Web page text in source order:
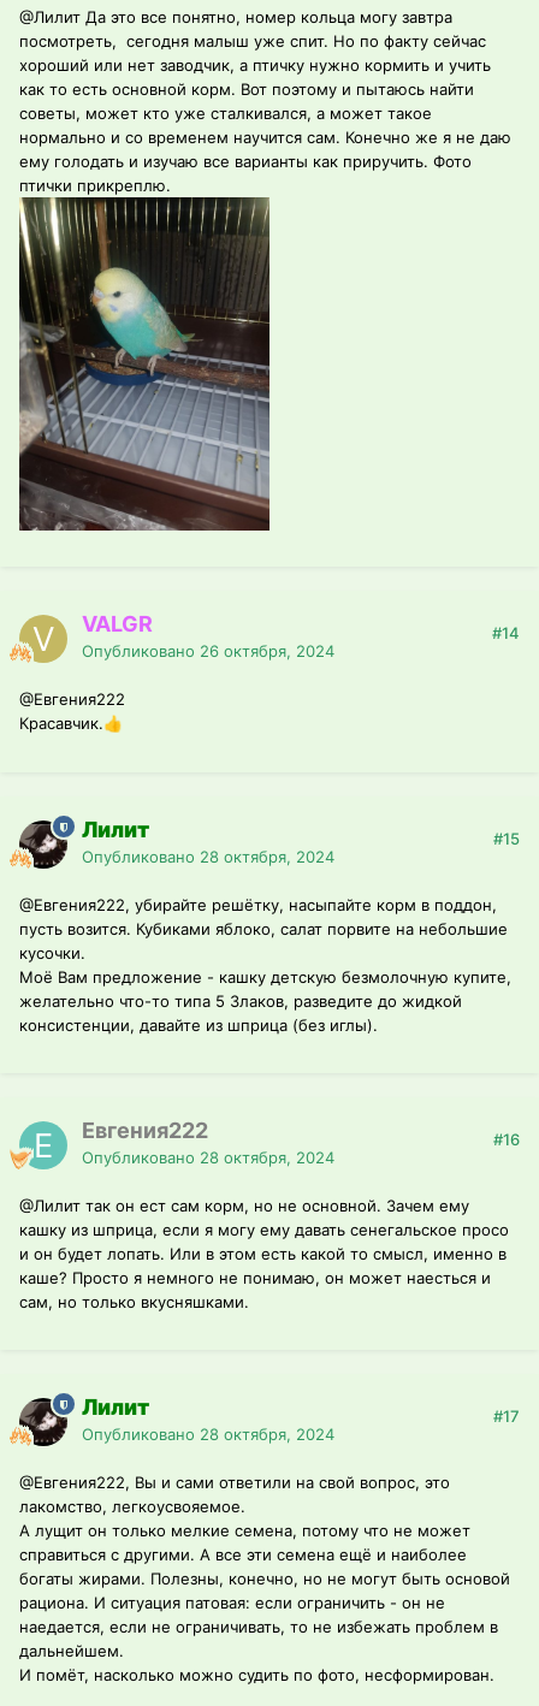
@Лилит Да это все понятно, номер кольца могу завтра
посмотреть, сегодня малыш уже спит. Но по факту сейчас
хороший или нет заводчик, а птичку нужно кормить и учить
как то есть основной корм. Вот поэтому и пытаюсь найти
советы, может кто уже сталкивался, а может такое
нормально и со временем научится сам. Конечно же я не даю
ему голодать и изучаю все варианты как приручить. Фото
птички прикреплю.
VALGR
Опубликовано 26 октября, 2024
#14
@Евгения222
Красавчик.👍
Лилит
Опубликовано 28 октября, 2024
#15
@Евгения222, убирайте решётку, насыпайте корм в поддон,
пусть возится. Кубиками яблоко, салат порвите на небольшие
кусочки.
Моё Вам предложение - кашку детскую безмолочную купите,
желательно что-то типа 5 Злаков, разведите до жидкой
консистенции, давайте из шприца (без иглы).
Евгения222
Опубликовано 28 октября, 2024
#16
@Лилит так он ест сам корм, но не основной. Зачем ему
кашку из шприца, если я могу ему давать сенегальское просо
и он будет лопать. Или в этом есть какой то смысл, именно в
каше? Просто я немного не понимаю, он может наесться и
сам, но только вкусняшками.
Лилит
Опубликовано 28 октября, 2024
#17
@Евгения222, Вы и сами ответили на свой вопрос, это
лакомство, легкоусвояемое.
А лущит он только мелкие семена, потому что не может
справиться с другими. А все эти семена ещё и наиболее
богаты жирами. Полезны, конечно, но не могут быть основой
рациона. И ситуация патовая: если ограничить - он не
наедается, если не ограничивать, то не избежать проблем в
дальнейшем.
И помёт, насколько можно судить по фото, несформирован.